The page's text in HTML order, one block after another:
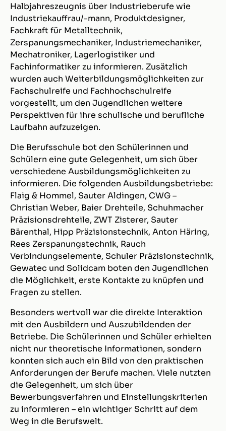
Halbjahreszeugnis über Industrieberufe wie
Industriekauffrau/-mann, Produktdesigner,
Fachkraft für Metalltechnik,
Zerspanungsmechaniker, Industriemechaniker,
Mechatroniker, Lagerlogistiker und
Fachinformatiker zu informieren. Zusätzlich
wurden auch Weiterbildungsmöglichkeiten zur
Fachschulreife und Fachhochschulreife
vorgestellt, um den Jugendlichen weitere
Perspektiven für ihre schulische und berufliche
Laufbahn aufzuzeigen.
Die Berufsschule bot den Schülerinnen und
Schülern eine gute Gelegenheit, um sich über
verschiedene Ausbildungsmöglichkeiten zu
informieren. Die folgenden Ausbildungsbetriebe:
Flaig & Hommel, Sauter Aldingen, CWG –
Christian Weber, Baier Drehteile, Schuhmacher
Präzisionsdrehteile, ZWT Zisterer, Sauter
Bärenthal, Hipp Präzisionstechnik, Anton Häring,
Rees Zerspanungstechnik, Rauch
Verbindungselemente, Schuler Präzisionstechnik,
Gewatec und Solidcam boten den Jugendlichen
die Möglichkeit, erste Kontakte zu knüpfen und
Fragen zu stellen.
Besonders wertvoll war die direkte Interaktion
mit den Ausbildern und Auszubildenden der
Betriebe. Die Schülerinnen und Schüler erhielten
nicht nur theoretische Informationen, sondern
konnten sich auch ein Bild von den praktischen
Anforderungen der Berufe machen. Viele nutzten
die Gelegenheit, um sich über
Bewerbungsverfahren und Einstellungskriterien
zu informieren – ein wichtiger Schritt auf dem
Weg in die Berufswelt.